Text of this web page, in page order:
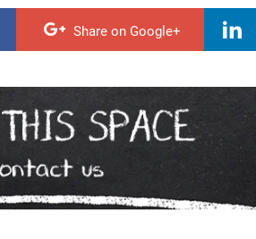
Share on Google+